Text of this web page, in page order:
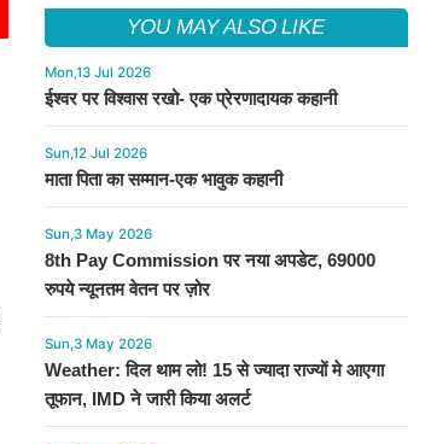
YOU MAY ALSO LIKE
Mon,13 Jul 2026
ईश्वर पर विश्वास रखो- एक प्रेरणादायक कहानी
Sun,12 Jul 2026
माता पिता का सम्मान-एक भावुक कहानी
Sun,3 May 2026
8th Pay Commission पर नया अपडेट, 69000
रुपये न्यूनतम वेतन पर ज़ोर
Sun,3 May 2026
Weather: दिल थाम लो! 15 से ज्यादा राज्यों मे आएगा
तूफान, IMD ने जारी किया अलर्ट